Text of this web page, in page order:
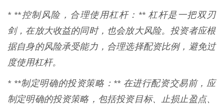
* **控制风险，合理使用杠杆：** 杠杆是一把双刃
剑，在放大收益的同时，也会放大风险。投资者应根
据自身的风险承受能力，合理选择配资比例，避免过
度使用杠杆。
* **制定明确的投资策略：** 在进行配资交易前，应
制定明确的投资策略，包括投资目标、止损止盈点、